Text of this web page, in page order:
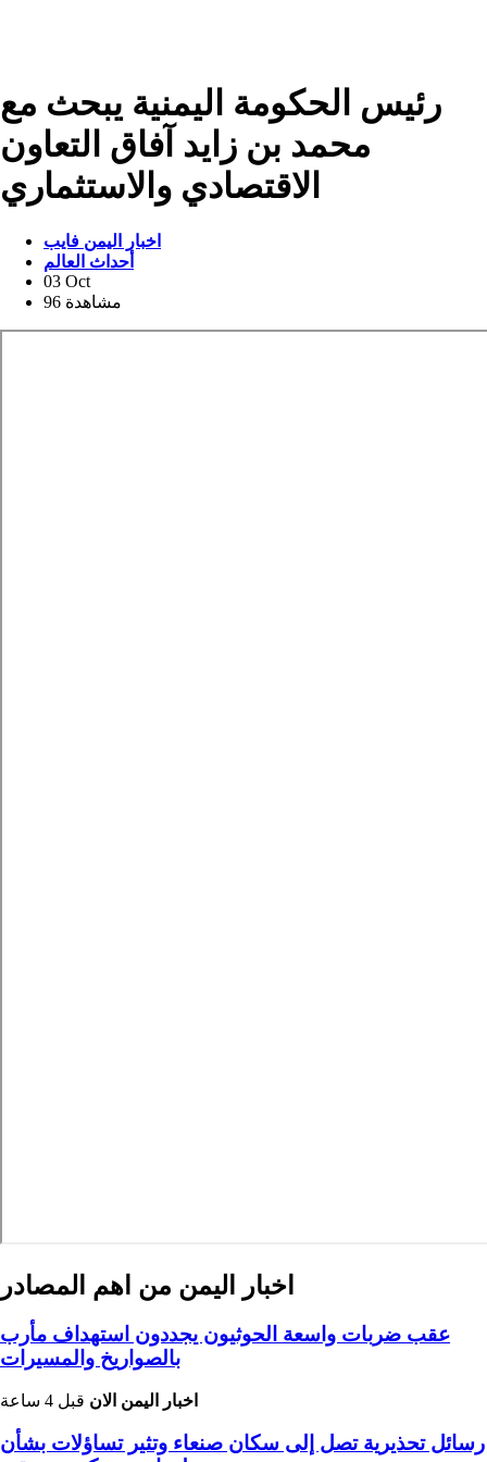
رئيس الحكومة اليمنية يبحث مع
محمد بن زايد آفاق التعاون
الاقتصادي والاستثماري
اخبار اليمن فايب
أحداث العالم
03 Oct
96 مشاهدة
اخبار اليمن من اهم المصادر
عقب ضربات واسعة الحوثيون يجددون استهداف مأرب
بالصواريخ والمسيرات
اخبار اليمن الان قبل 4 ساعة
رسائل تحذيرية تصل إلى سكان صنعاء وتثير تساؤلات بشأن